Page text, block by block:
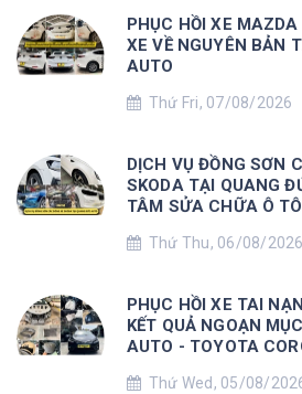
PHỤC HỒI XE
XE VỀ NGUYÊN BẢN
AUTO
Thứ Fri, 07/08/2026
DỊCH VỤ ĐỒNG SƠN
SKODA TẠI QUANG
TÂM SỬA CHỮA Ô
Thứ Thu, 06/08/2026
PHỤC HỒI XE TAI
KẾT QUẢ NGOẠN
AUTO - TOYOTA
Thứ Wed, 05/08/